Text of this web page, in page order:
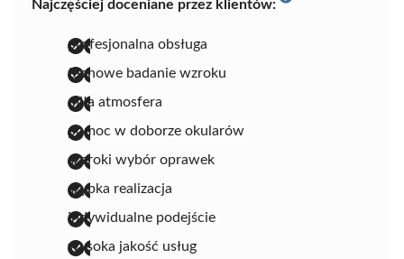
Najczęściej doceniane przez klientów:
profesjonalna obsługa
fachowe badanie wzroku
miła atmosfera
pomoc w doborze okularów
szeroki wybór oprawek
szybka realizacja
indywidualne podejście
wysoka jakość usług